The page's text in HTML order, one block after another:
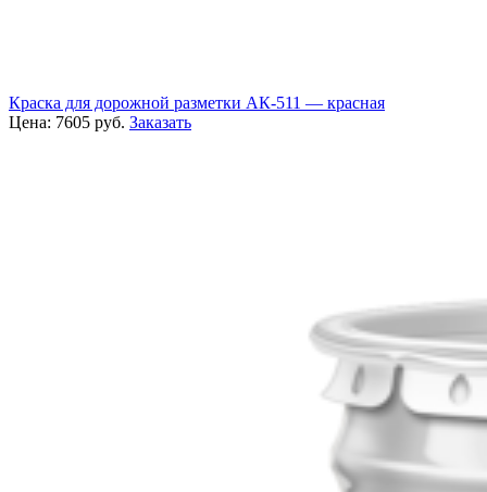
Краска для дорожной разметки АК-511 — красная
Цена: 7605 руб. Заказать